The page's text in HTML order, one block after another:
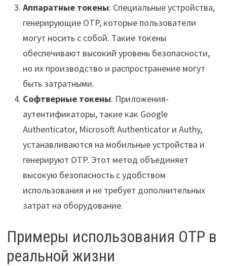
Аппаратные токены: Специальные устройства,
генерирующие OTP, которые пользователи
могут носить с собой. Такие токены
обеспечивают высокий уровень безопасности,
но их производство и распространение могут
быть затратными.
Софтверные токены: Приложения-
аутентификаторы, такие как Google
Authenticator, Microsoft Authenticator и Authy,
устанавливаются на мобильные устройства и
генерируют OTP. Этот метод объединяет
высокую безопасность с удобством
использования и не требует дополнительных
затрат на оборудование.
Примеры использования OTP в
реальной жизни